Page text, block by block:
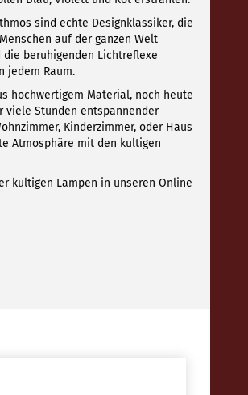
sind echte Designklassiker, die
auf der ganzen Welt
beruhigenden Lichtreflexe
jedem Raum.
hochwertigem Material, noch heute
viele Stunden entspannender
Kinderzimmer, oder Haus
Atmosphäre mit den kultigen
kultigen Lampen in unseren Online